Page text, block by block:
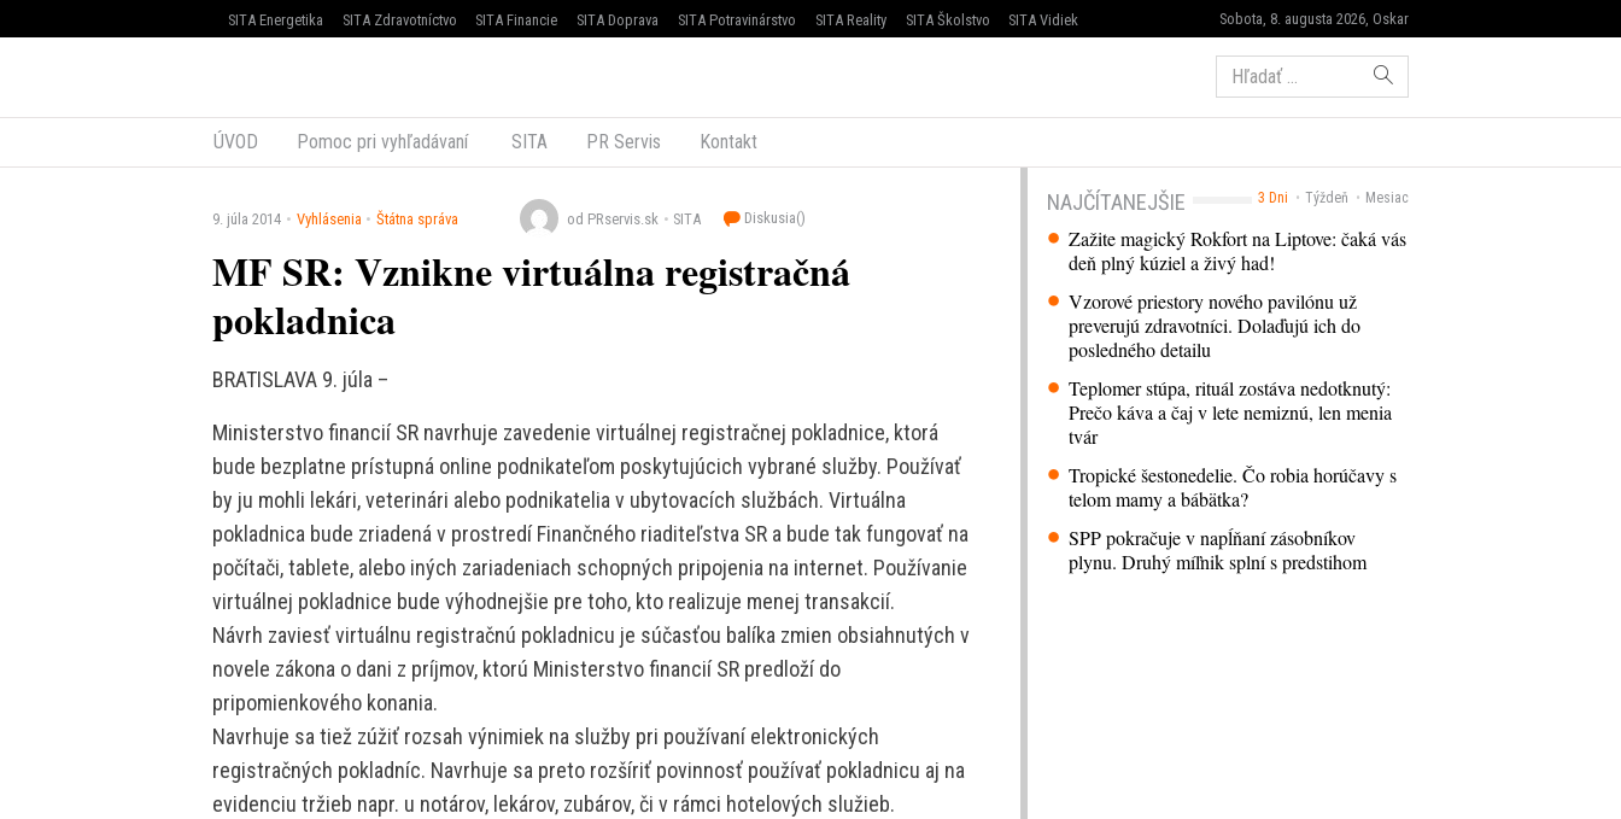
Sobota, 8. augusta 2026, Oskar
SITA Energetika SITA Zdravotníctvo SITA Financie SITA Doprava SITA Potravinárstvo SITA Reality SITA Školstvo SITA Vidiek
Hľadať:
ÚVOD Pomoc pri vyhľadávaní SITA PR Servis Kontakt
9. júla 2014 Vyhlásenia Štátna správa od PRservis.sk SITA Diskusia()
MF SR: Vznikne virtuálna registračná
pokladnica
BRATISLAVA 9. júla –
Ministerstvo financií SR navrhuje zavedenie virtuálnej registračnej pokladnice, ktorá
bude bezplatne prístupná online podnikateľom poskytujúcich vybrané služby. Používať
by ju mohli lekári, veterinári alebo podnikatelia v ubytovacích službách. Virtuálna
pokladnica bude zriadená v prostredí Finančného riaditeľstva SR a bude tak fungovať na
počítači, tablete, alebo iných zariadeniach schopných pripojenia na internet. Používanie
virtuálnej pokladnice bude výhodnejšie pre toho, kto realizuje menej transakcií.
Návrh zaviesť virtuálnu registračnú pokladnicu je súčasťou balíka zmien obsiahnutých v
novele zákona o dani z príjmov, ktorú Ministerstvo financií SR predloží do
pripomienkového konania.
Navrhuje sa tiež zúžiť rozsah výnimiek na služby pri používaní elektronických
registračných pokladníc. Navrhuje sa preto rozšíriť povinnosť používať pokladnicu aj na
evidenciu tržieb napr. u notárov, lekárov, zubárov, či v rámci hotelových služieb.
3 Dni Týždeň Mesiac
NAJČÍTANEJŠIE
Zažite magický Rokfort na Liptove: čaká vás
deň plný kúziel a živý had!
Vzorové priestory nového pavilónu už
preverujú zdravotníci. Dolaďujú ich do
posledného detailu
Teplomer stúpa, rituál zostáva nedotknutý:
Prečo káva a čaj v lete nemiznú, len menia
tvár
Tropické šestonedelie. Čo robia horúčavy s
telom mamy a bábätka?
SPP pokračuje v napĺňaní zásobníkov
plynu. Druhý míľnik splní s predstihom